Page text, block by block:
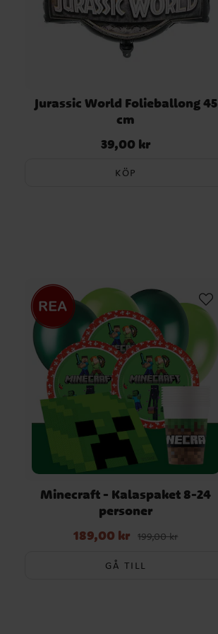
Jurassic World Folieballong 45
cm
Pris:39,00 kr
39,00 kr
KÖP
Minecraft - Kalaspaket 8-24
personer
Nuvarande pris:189,00 krTidigare pris
199,00 kr
189,00 kr 199,00 kr
GÅ TILL